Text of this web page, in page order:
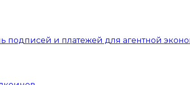
подписей и платежей для агентной